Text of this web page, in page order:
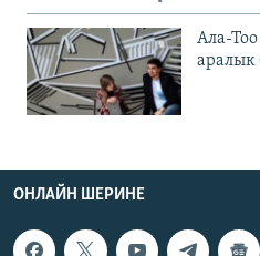
Ала-
аралык
ОНЛАЙН ШЕРИНЕ